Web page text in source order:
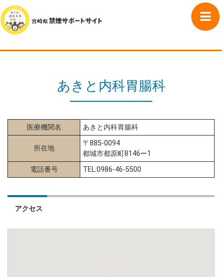
あきと内科胃腸科
医療機関名 あきと内科胃腸科
所在地
〒885-0094
都城市都原町8146ー1
電話番号
TEL:0986-46-5500
アクセス